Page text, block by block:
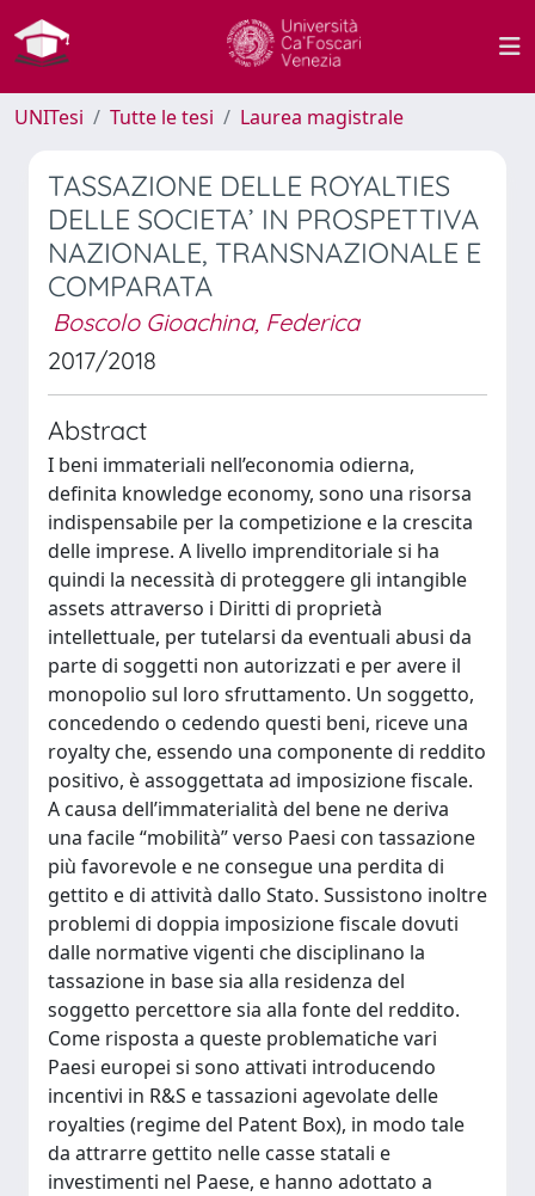
UNITesi Tutte le tesi Laurea magistrale
TASSAZIONE DELLE ROYALTIES
DELLE SOCIETA’ IN PROSPETTIVA
NAZIONALE, TRANSNAZIONALE E
COMPARATA
Boscolo Gioachina, Federica
2017/2018
Abstract
I beni immateriali nell’economia odierna,
definita knowledge economy, sono una risorsa
indispensabile per la competizione e la crescita
delle imprese. A livello imprenditoriale si ha
quindi la necessità di proteggere gli intangible
assets attraverso i Diritti di proprietà
intellettuale, per tutelarsi da eventuali abusi da
parte di soggetti non autorizzati e per avere il
monopolio sul loro sfruttamento. Un soggetto,
concedendo o cedendo questi beni, riceve una
royalty che, essendo una componente di reddito
positivo, è assoggettata ad imposizione fiscale.
A causa dell’immaterialità del bene ne deriva
una facile “mobilità” verso Paesi con tassazione
più favorevole e ne consegue una perdita di
gettito e di attività dallo Stato. Sussistono inoltre
problemi di doppia imposizione fiscale dovuti
dalle normative vigenti che disciplinano la
tassazione in base sia alla residenza del
soggetto percettore sia alla fonte del reddito.
Come risposta a queste problematiche vari
Paesi europei si sono attivati introducendo
incentivi in R&S e tassazioni agevolate delle
royalties (regime del Patent Box), in modo tale
da attrarre gettito nelle casse statali e
investimenti nel Paese, e hanno adottato a